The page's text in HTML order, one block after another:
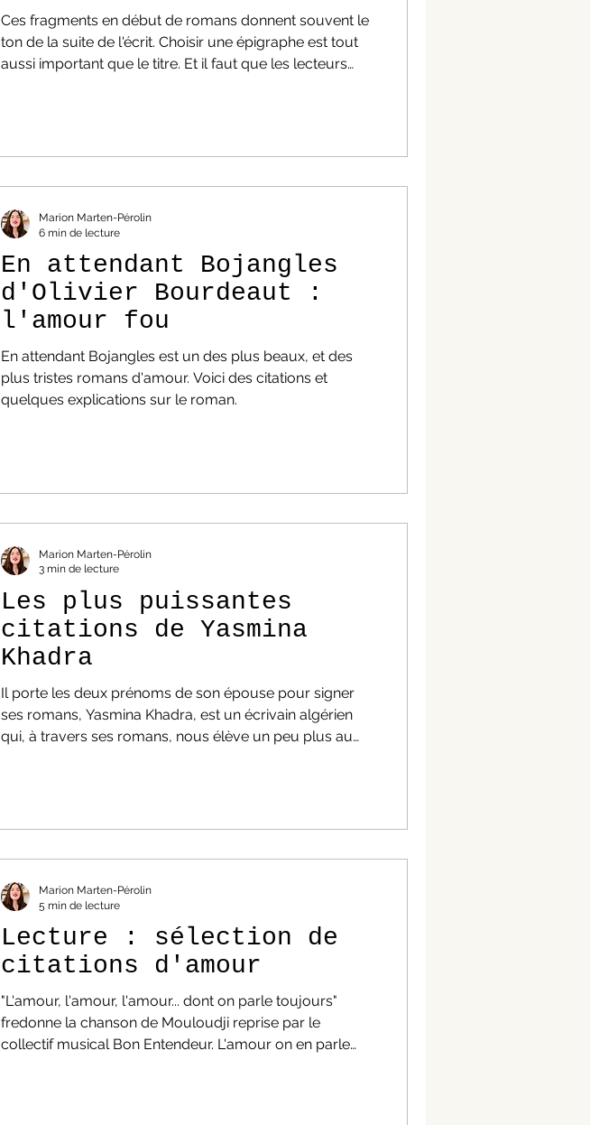
Ces fragments en début de romans donnent souvent le
ton de la suite de l'écrit. Choisir une épigraphe est tout
aussi important que le titre. Et il faut que les lecteurs
En attendant Bojangles
d'Olivier Bourdeaut :
l'amour fou
En attendant Bojangles est un des plus beaux, et des
plus tristes romans d'amour. Voici des citations et
quelques explications sur le roman.
Marion Marten-Pérolin
6 min de lecture
Les plus puissantes
citations de Yasmina
Khadra
Il porte les deux prénoms de son épouse pour signer
ses romans, Yasmina Khadra, est un écrivain algérien
qui, à travers ses romans, nous élève un peu plus au
Marion Marten-Pérolin
3 min de lecture
Lecture : sélection de
citations d'amour
"L'amour, l'amour, l'amour... dont on parle toujours"
fredonne la chanson de Mouloudji reprise par le
collectif musical Bon Entendeur. L'amour on en parle
Marion Marten-Pérolin
5 min de lecture